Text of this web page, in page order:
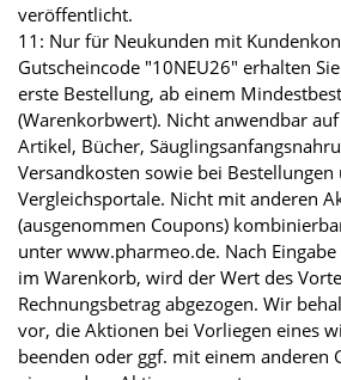
veröffentlicht.
11: Nur für Neukunden mit
Gutscheincode "10NEU26" erhalten
erste Bestellung, ab einem
(Warenkorbwert). Nicht anwendbar
Artikel, Bücher,
Versandkosten sowie bei Bestellungen
Vergleichsportale. Nicht mit anderen
(ausgenommen Coupons)
unter www.pharmeo.de. Nach
im Warenkorb, wird der Wert des
Rechnungsbetrag abgezogen. Wir
vor, die Aktionen bei Vorliegen eines
beenden oder ggf. mit einem anderen